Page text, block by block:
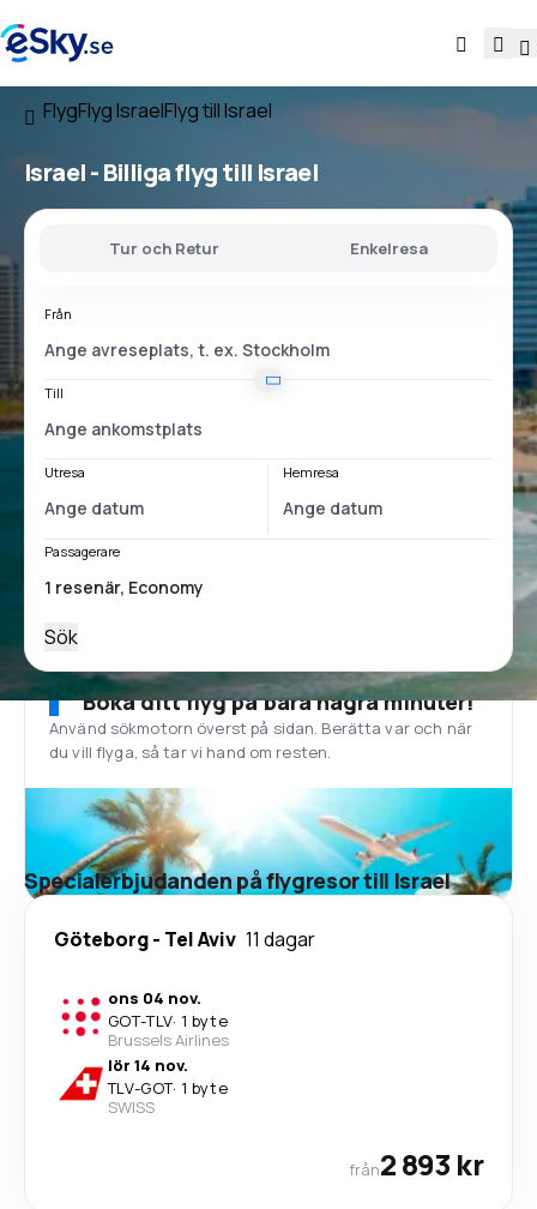
FlygFlyg IsraelFlyg till Israel
Israel - Billiga flyg till Israel
Tur och Retur Enkelresa
Från
Till
Utresa Hemresa
Passagerare
Sök
Boka ditt flyg på bara några minuter!
Använd sökmotorn överst på sidan. Berätta var och när
du vill flyga, så tar vi hand om resten.
Specialerbjudanden på flygresor till Israel
Göteborg- Tel Aviv 11 dagar
ons 04 nov.
GOT-TLV· 1 byte
Brussels Airlines
lör 14 nov.
TLV-GOT· 1 byte
SWISS
från2 893 kr